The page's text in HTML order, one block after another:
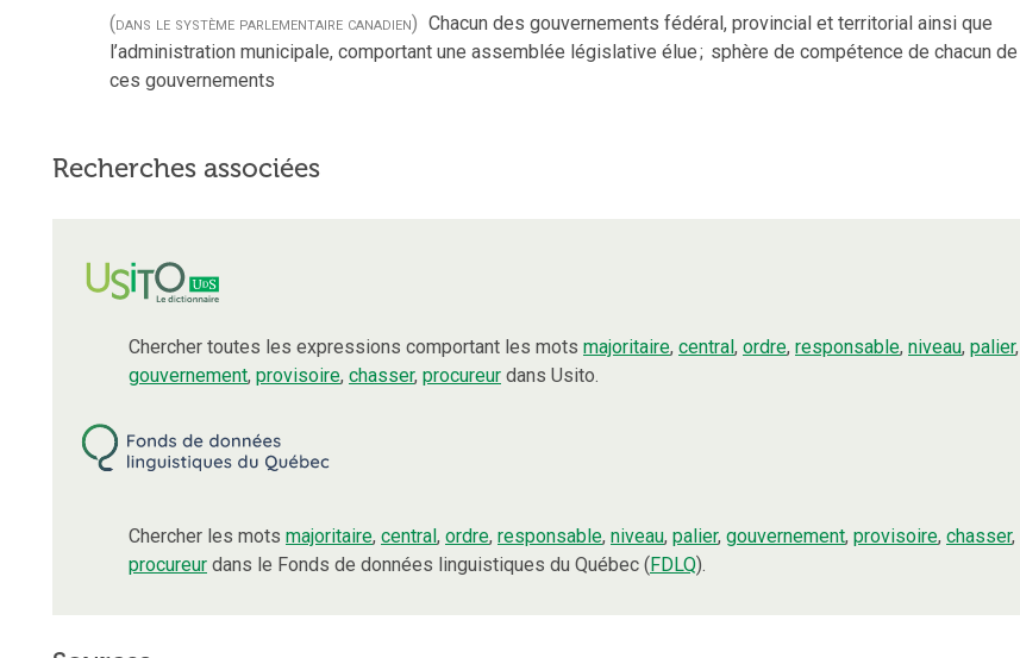
(dans le système parlementaire canadien) Chacun des gouvernements fédéral, provincial et territorial ainsi que
l’administration municipale, comportant une assemblée législative élue; sphère de compétence de chacun de
ces gouvernements
Recherches associées
Chercher toutes les expressions comportant les mots majoritaire, central, ordre, responsable, niveau, palier,
gouvernement, provisoire, chasser, procureur dans Usito.
Chercher les mots majoritaire, central, ordre, responsable, niveau, palier, gouvernement, provisoire, chasser,
procureur dans le Fonds de données linguistiques du Québec (FDLQ).